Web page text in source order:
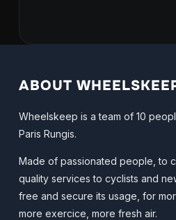
ABOUT
Wheelskeep is a team of 10
Paris Rungis.
Made of passionated people, to
quality services to cyclists and
free and secure its usage, for
more exercice, more fresh air.